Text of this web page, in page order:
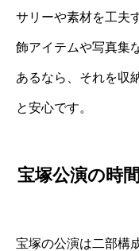
サリーや素材を工夫
飾アイテムや写真集
あるなら、それを収
と安心です。
宝塚公演の時
宝塚の公演は二部構